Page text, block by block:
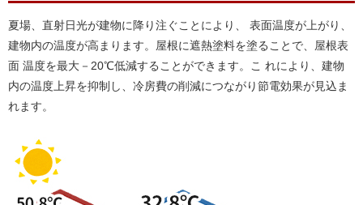
夏場、直射日光が建物に降り注ぐことにより、 表面温度が上がり、
建物内の温度が高まります。屋根に遮熱塗料を塗ることで、屋根表
面 温度を最大－20℃低減することができます。こ れにより、建物
内の温度上昇を抑制し、冷房費の削減につながり節電効果が見込ま
れます。